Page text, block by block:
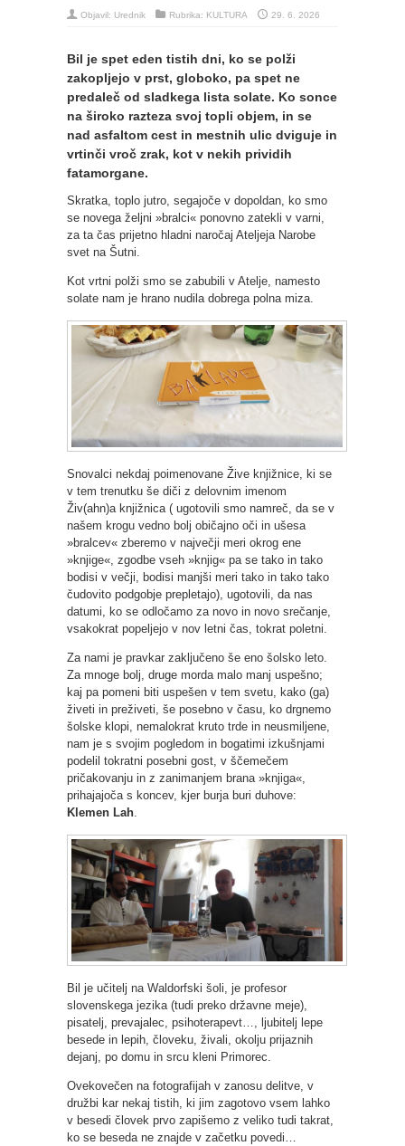
Objavil: Urednik Rubrika: KULTURA 29. 6. 2026
Bil je spet eden tistih dni, ko se polži
zakopljejo v prst, globoko, pa spet ne
predaleč od sladkega lista solate. Ko sonce
na široko razteza svoj topli objem, in se
nad asfaltom cest in mestnih ulic dviguje in
vrtinči vroč zrak, kot v nekih prividih
fatamorgane.
Skratka, toplo jutro, segajoče v dopoldan, ko smo
se novega željni »bralci« ponovno zatekli v varni,
za ta čas prijetno hladni naročaj Ateljeja Narobe
svet na Šutni.
Kot vrtni polži smo se zabubili v Atelje, namesto
solate nam je hrano nudila dobrega polna miza.
Snovalci nekdaj poimenovane Žive knjižnice, ki se
v tem trenutku še diči z delovnim imenom
Živ(ahn)a knjižnica ( ugotovili smo namreč, da se v
našem krogu vedno bolj običajno oči in ušesa
»bralcev« zberemo v največji meri okrog ene
»knjige«, zgodbe vseh »knjig« pa se tako in tako
bodisi v večji, bodisi manjši meri tako in tako tako
čudovito podgobje prepletajo), ugotovili, da nas
datumi, ko se odločamo za novo in novo srečanje,
vsakokrat popeljejo v nov letni čas, tokrat poletni.
Za nami je pravkar zaključeno še eno šolsko leto.
Za mnoge bolj, druge morda malo manj uspešno;
kaj pa pomeni biti uspešen v tem svetu, kako (ga)
živeti in preživeti, še posebno v času, ko drgnemo
šolske klopi, nemalokrat kruto trde in neusmiljene,
nam je s svojim pogledom in bogatimi izkušnjami
podelil tokratni posebni gost, v ščemečem
pričakovanju in z zanimanjem brana »knjiga«,
prihajajoča s koncev, kjer burja buri duhove:
Klemen Lah
Bil je učitelj na Waldorfski šoli, je profesor
slovenskega jezika (tudi preko državne meje),
pisatelj, prevajalec, psihoterapevt…, ljubitelj lepe
besede in lepih, človeku, živali, okolju prijaznih
dejanj, po domu in srcu kleni Primorec.
Ovekovečen na fotografijah v zanosu delitve, v
družbi kar nekaj tistih, ki jim zagotovo vsem lahko
v besedi človek prvo zapišemo z veliko tudi takrat,
ko se beseda ne znajde v začetku povedi…